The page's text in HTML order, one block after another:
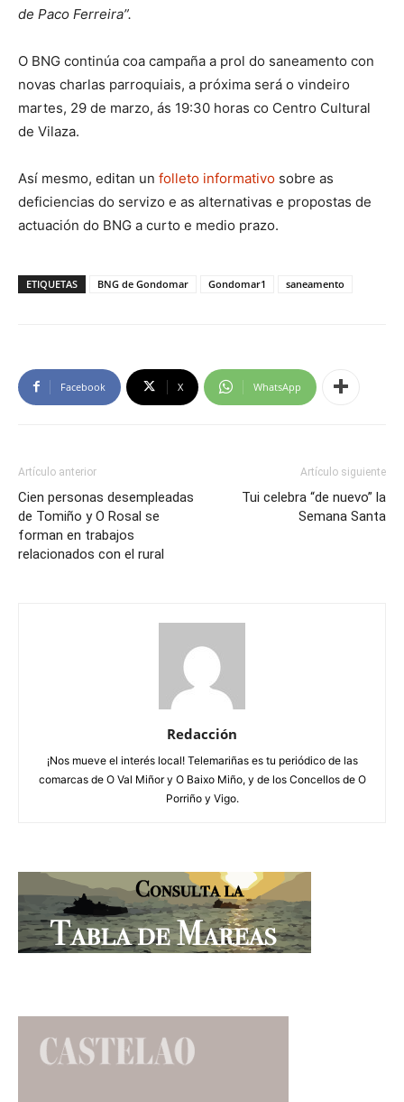
de Paco Ferreira”.
O BNG continúa coa campaña a prol do saneamento con
novas charlas parroquiais, a próxima será o vindeiro
martes, 29 de marzo, ás 19:30 horas co Centro Cultural
de Vilaza.
Así mesmo, editan un folleto informativo sobre as
deficiencias do servizo e as alternativas e propostas de
actuación do BNG a curto e medio prazo.
ETIQUETAS BNG de Gondomar Gondomar1 saneamento
Facebook X WhatsApp
Artículo anterior
Cien personas desempleadas
de Tomiño y O Rosal se
forman en trabajos
relacionados con el rural
Artículo siguiente
Tui celebra “de nuevo” la
Semana Santa
Redacción
¡Nos mueve el interés local! Telemariñas es tu periódico de las
comarcas de O Val Miñor y O Baixo Miño, y de los Concellos de O
Porriño y Vigo.